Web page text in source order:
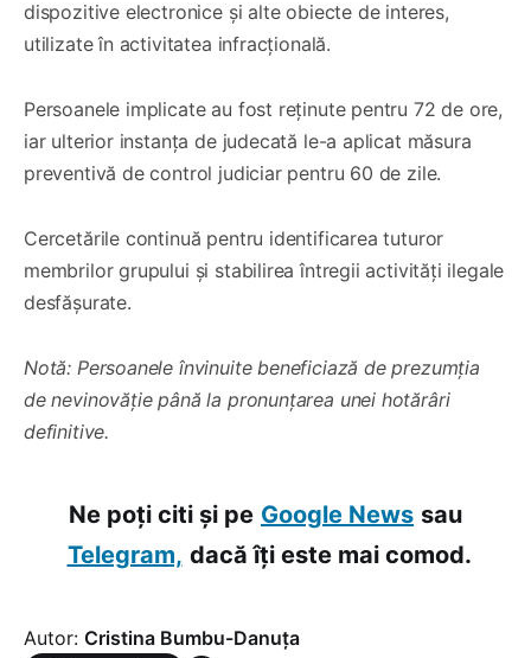
dispozitive electronice și alte obiecte de interes,
utilizate în activitatea infracțională.
Persoanele implicate au fost reținute pentru 72 de ore,
iar ulterior instanța de judecată le-a aplicat măsura
preventivă de control judiciar pentru 60 de zile.
Cercetările continuă pentru identificarea tuturor
membrilor grupului și stabilirea întregii activități ilegale
desfășurate.
Notă: Persoanele învinuite beneficiază de prezumția
de nevinovăție până la pronunțarea unei hotărâri
definitive.
Ne poți citi și pe Google News sau
Telegram, dacă îți este mai comod.
Autor: Cristina Bumbu-Danuța